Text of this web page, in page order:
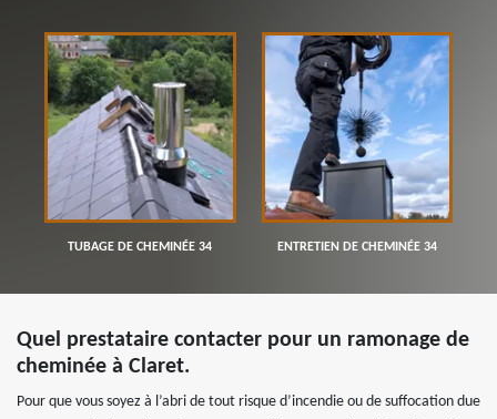
TUBAGE DE CHEMINÉE 34 ENTRETIEN DE CHEMINÉE 34
Quel prestataire contacter pour un ramonage de
cheminée à Claret.
Pour que vous soyez à l’abri de tout risque d’incendie ou de suffocation due